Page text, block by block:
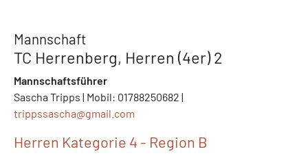
Mannschaft
TC Herrenberg, Herren (4er) 2
Mannschaftsführer
Sascha Tripps | Mobil: 01788250682 |
trippssascha@gmail.com
Herren Kategorie 4 - Region B